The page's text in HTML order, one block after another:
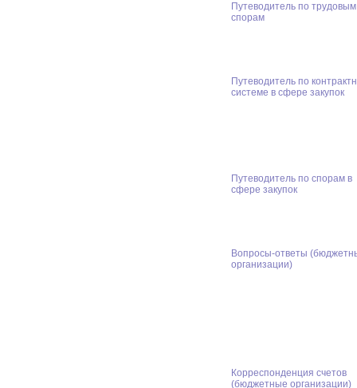
Путеводитель по трудовым
спорам
Путеводитель по
системе в сфере закупок
Путеводитель по спорам в
сфере закупок
Вопросы-ответы
организации)
Корреспонденция счетов
(бюджетные организации)